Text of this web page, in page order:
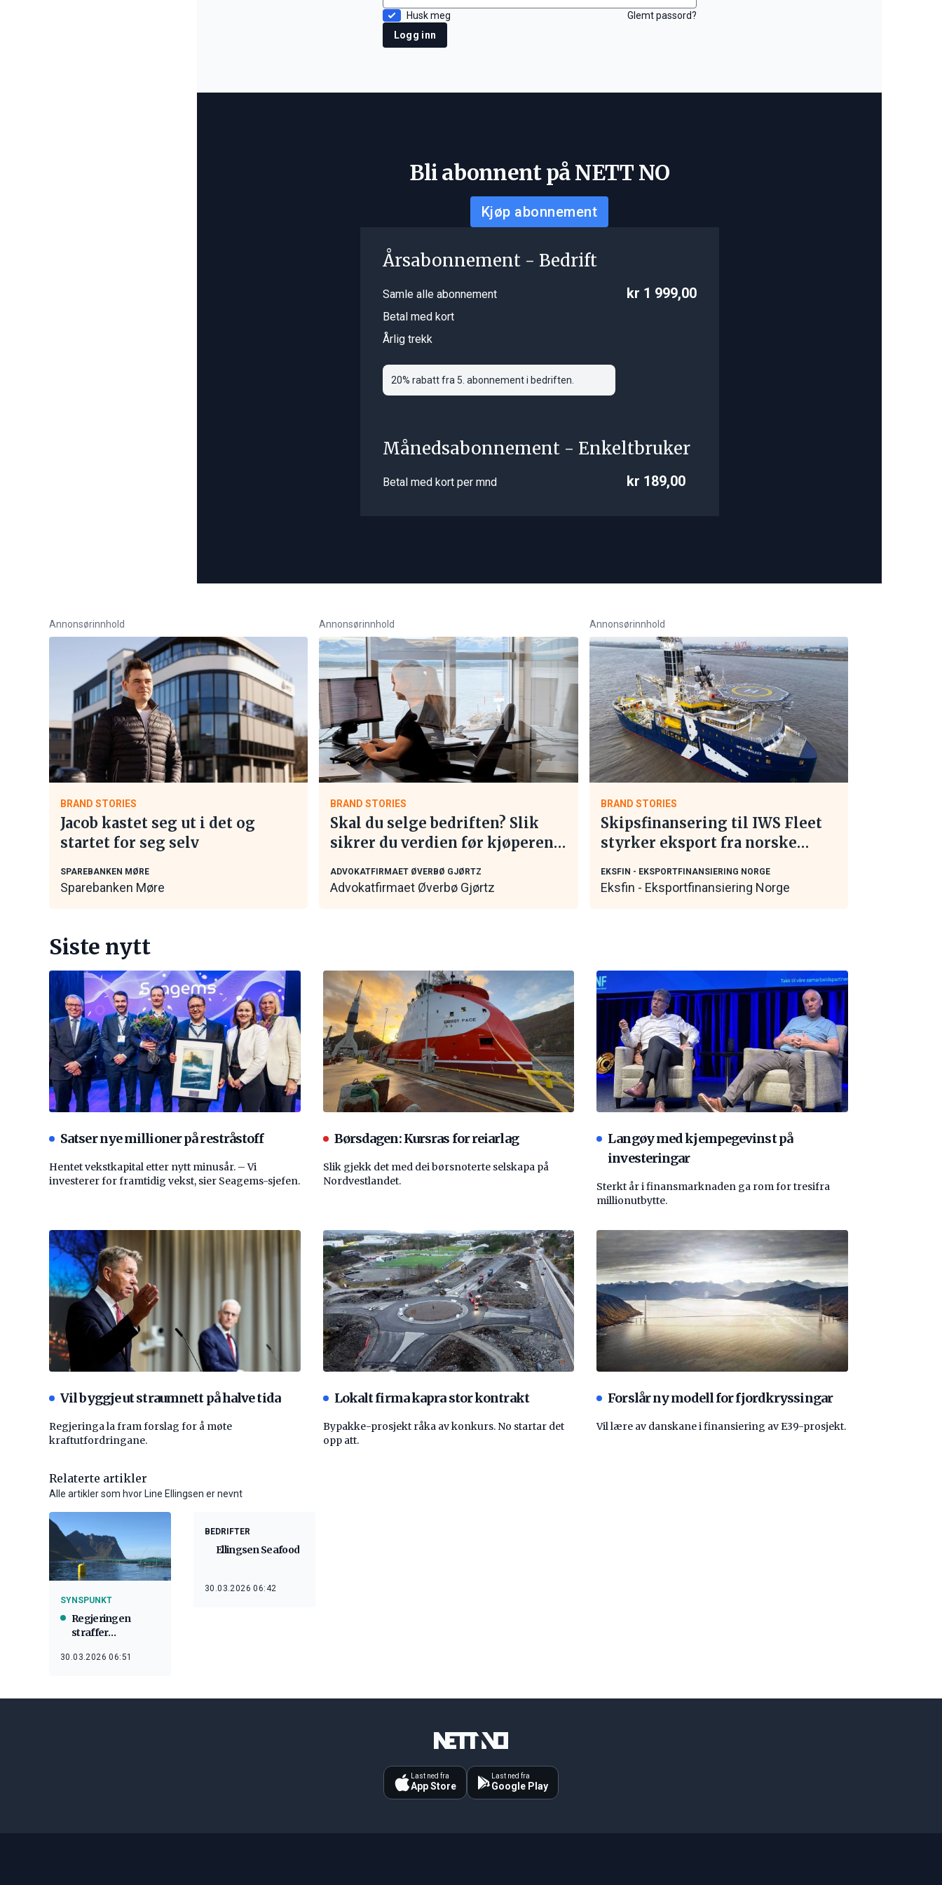
Husk meg
Glemt passord?
Logg inn
Bli abonnent på NETT NO
Kjøp abonnement
Årsabonnement - Bedrift
Samle alle abonnement
Betal med kort
Årlig trekk
20% rabatt fra 5. abonnement i bedriften.
kr 1 999,00
Månedsabonnement - Enkeltbruker
Betal med kort per mnd kr 189,00
Annonsørinnhold
BRAND STORIES
Jacob kastet seg ut i det og
startet for seg selv
SPAREBANKEN MØRE
Sparebanken Møre
Annonsørinnhold
BRAND STORIES
Skal du selge bedriften? Slik
sikrer du verdien før kjøperen
ADVOKATFIRMAET ØVERBØ GJØRTZ
Advokatfirmaet Øverbø Gjørtz
Annonsørinnhold
BRAND STORIES
Skipsfinansering til IWS Fleet
styrker eksport fra norske
EKSFIN - EKSPORTFINANSIERING NORGE
Eksfin - Eksportfinansiering Norge
Siste nytt
Satser nye millioner på restråstoff
Hentet vekstkapital etter nytt minusår. – Vi
investerer for framtidig vekst, sier Seagems-sjefen.
Børsdagen: Kursras for reiarlag
Slik gjekk det med dei børsnoterte selskapa på
Nordvestlandet.
Langøy med kjempegevinst på
investeringar
Sterkt år i finansmarknaden ga rom for tresifra
millionutbytte.
Vil byggje ut straumnett på halve tida
Regjeringa la fram forslag for å møte
kraftutfordringane.
Lokalt firma kapra stor kontrakt
Bypakke-prosjekt råka av konkurs. No startar det
opp att.
Forslår ny modell for fjordkryssingar
Vil lære av danskane i finansiering av E39-prosjekt.
Relaterte artikler
Alle artikler som hvor Line Ellingsen er nevnt
SYNSPUNKT
Regjeringen
straffer
oppdrettere
30.03.2026 06:51
BEDRIFTER
Ellingsen Seafood
30.03.2026 06:42
Last ned fra
App Store
Last ned fra
Google Play